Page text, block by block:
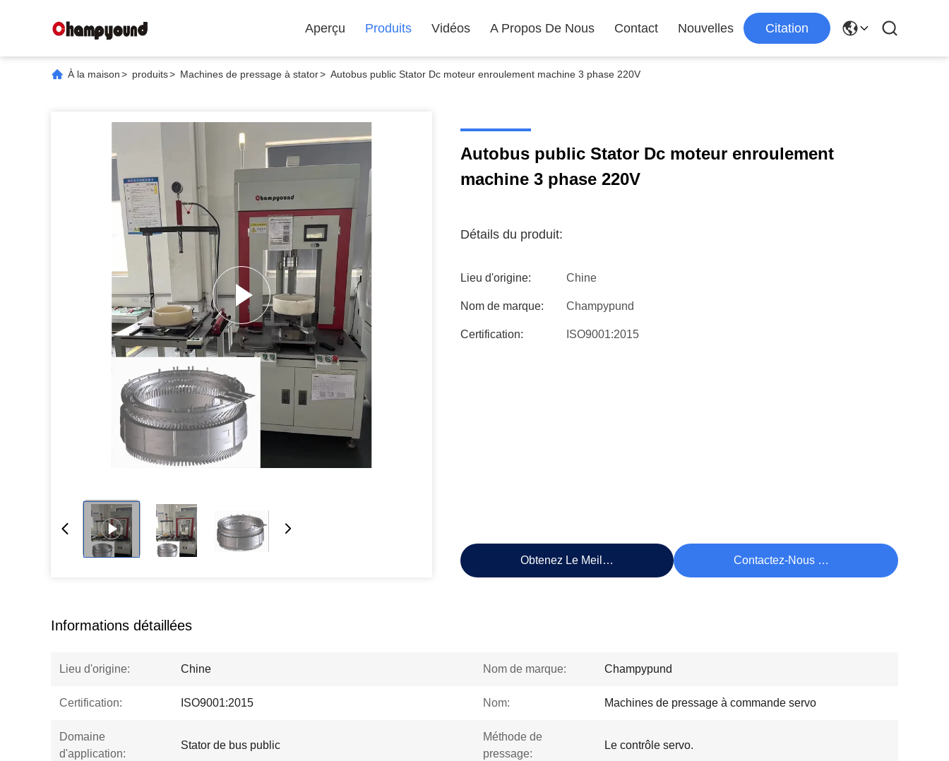
Aperçu Produits Vidéos A Propos De Nous Contact Nouvelles Citation
À la maison> produits> Machines de pressage à stator> Autobus public Stator Dc moteur enroulement machine 3 phase 220V
Autobus public Stator Dc moteur enroulement
machine 3 phase 220V
Détails du produit:
Lieu d'origine: Chine
Nom de marque: Champypund
Certification: ISO9001:2015
Obtenez Le Meilleur Prix Contactez-Nous Maintenant
Informations détaillées
Lieu d'origine: Chine Nom de marque: Champypund
Certification: ISO9001:2015 Nom: Machines de pressage à commande servo
Domaine
d'application:
Stator de bus public
Méthode de
pressage:
Le contrôle servo.